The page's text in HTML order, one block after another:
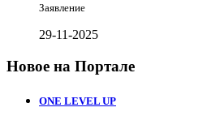
Заявление
29-11-2025
Новое на Портале
ONE LEVEL UP